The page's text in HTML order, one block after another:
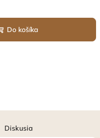
Do košíka
Diskusia